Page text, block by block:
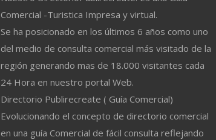
Comercial -Turistica Impresa y virtual.
Se ha posicionado en los últimos 6 años como uno
del medio de consulta comercial más visitado de la
región generando mas de 18.000 visitantes cada
24 Hora en nuestro portal Web.
Directorio Publirecreate ( Guía Comercial)
Evolucionando el concepto de directorio comercial
en una guía Comercial de fácil consulta reflejando